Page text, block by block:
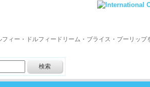
フィー・ドルフィードリーム・ブライス・プーリッ